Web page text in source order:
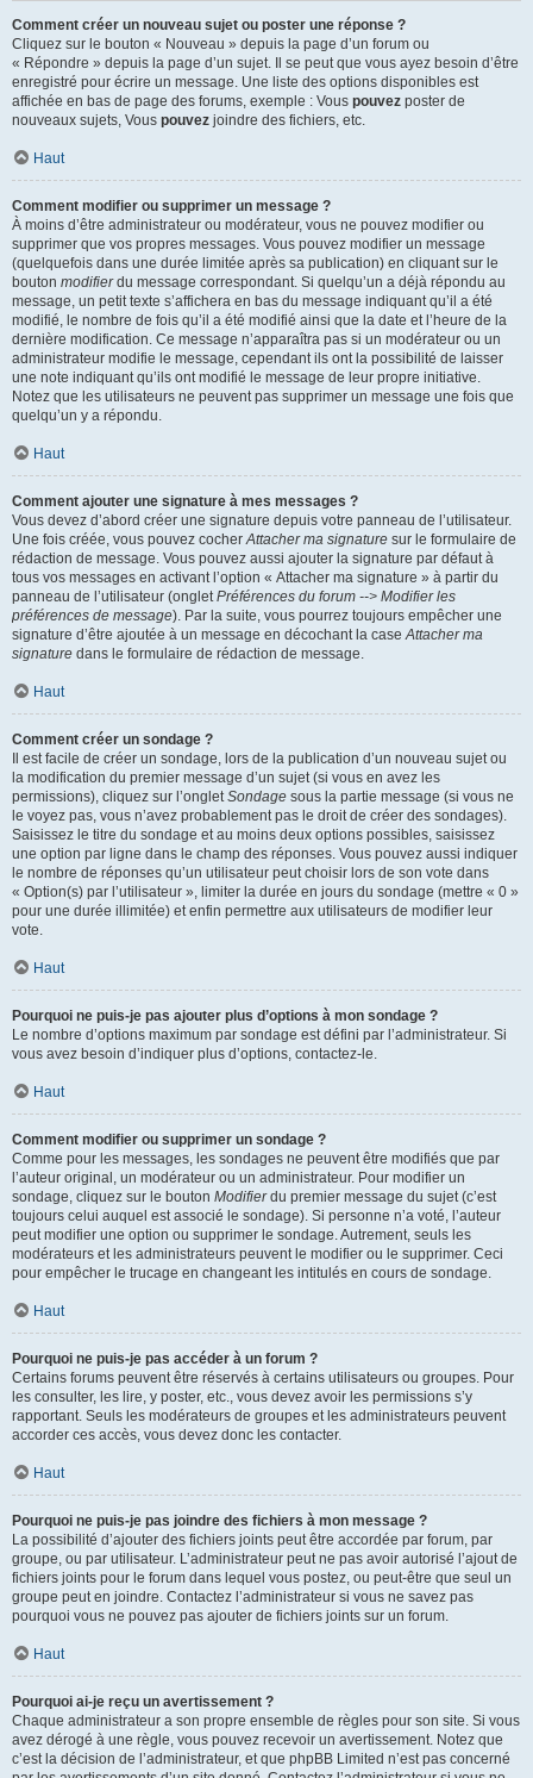
Comment créer un nouveau sujet ou poster une réponse ?
Cliquez sur le bouton « Nouveau » depuis la page d’un forum ou
« Répondre » depuis la page d’un sujet. Il se peut que vous ayez besoin d’être
enregistré pour écrire un message. Une liste des options disponibles est
affichée en bas de page des forums, exemple : Vous pouvez poster de
nouveaux sujets, Vous pouvez joindre des fichiers, etc.
Haut
Comment modifier ou supprimer un message ?
À moins d’être administrateur ou modérateur, vous ne pouvez modifier ou
supprimer que vos propres messages. Vous pouvez modifier un message
(quelquefois dans une durée limitée après sa publication) en cliquant sur le
bouton modifierdu message correspondant. Si quelqu’un a déjà répondu au
message, un petit texte s’affichera en bas du message indiquant qu’il a été
modifié, le nombre de fois qu’il a été modifié ainsi que la date et l’heure de la
dernière modification. Ce message n’apparaîtra pas si un modérateur ou un
administrateur modifie le message, cependant ils ont la possibilité de laisser
une note indiquant qu’ils ont modifié le message de leur propre initiative.
Notez que les utilisateurs ne peuvent pas supprimer un message une fois que
quelqu’un y a répondu.
Haut
Comment ajouter une signature à mes messages ?
Vous devez d’abord créer une signature depuis votre panneau de l’utilisateur.
Une fois créée, vous pouvez cocherAttacher ma signature sur le formulaire de
rédaction de message. Vous pouvez aussi ajouter la signature par défaut à
tous vos messages en activant l’option « Attacher ma signature » à partir du
panneau de l’utilisateur (ongletPréférences du forum --> Modifier les
préférences de message). Par la suite, vous pourrez toujours empêcher une
signature d’être ajoutée à un message en décochant la caseAttacher ma
signature dans le formulaire de rédaction de message.
Haut
Comment créer un sondage ?
Il est facile de créer un sondage, lors de la publication d’un nouveau sujet ou
la modification du premier message d’un sujet (si vous en avez les
permissions), cliquez sur l’ongletSondage sous la partie message (si vous ne
le voyez pas, vous n’avez probablement pas le droit de créer des sondages).
Saisissez le titre du sondage et au moins deux options possibles, saisissez
une option par ligne dans le champ des réponses. Vous pouvez aussi indiquer
le nombre de réponses qu’un utilisateur peut choisir lors de son vote dans
« Option(s) par l’utilisateur », limiter la durée en jours du sondage (mettre « 0 »
pour une durée illimitée) et enfin permettre aux utilisateurs de modifier leur
vote.
Haut
Pourquoi ne puis-je pas ajouter plus d’options à mon sondage ?
Le nombre d’options maximum par sondage est défini par l’administrateur. Si
vous avez besoin d’indiquer plus d’options, contactez-le.
Haut
Comment modifier ou supprimer un sondage ?
Comme pour les messages, les sondages ne peuvent être modifiés que par
l’auteur original, un modérateur ou un administrateur. Pour modifier un
sondage, cliquez sur le bouton Modifierdu premier message du sujet (c’est
toujours celui auquel est associé le sondage). Si personne n’a voté, l’auteur
peut modifier une option ou supprimer le sondage. Autrement, seuls les
modérateurs et les administrateurs peuvent le modifier ou le supprimer. Ceci
pour empêcher le trucage en changeant les intitulés en cours de sondage.
Haut
Pourquoi ne puis-je pas accéder à un forum ?
Certains forums peuvent être réservés à certains utilisateurs ou groupes. Pour
les consulter, les lire, y poster, etc., vous devez avoir les permissions s’y
rapportant. Seuls les modérateurs de groupes et les administrateurs peuvent
accorder ces accès, vous devez donc les contacter.
Haut
Pourquoi ne puis-je pas joindre des fichiers à mon message ?
La possibilité d’ajouter des fichiers joints peut être accordée par forum, par
groupe, ou par utilisateur. L’administrateur peut ne pas avoir autorisé l’ajout de
fichiers joints pour le forum dans lequel vous postez, ou peut-être que seul un
groupe peut en joindre. Contactez l’administrateur si vous ne savez pas
pourquoi vous ne pouvez pas ajouter de fichiers joints sur un forum.
Haut
Pourquoi ai-je reçu un avertissement ?
Chaque administrateur a son propre ensemble de règles pour son site. Si vous
avez dérogé à une règle, vous pouvez recevoir un avertissement. Notez que
c’est la décision de l’administrateur, et que phpBB Limited n’est pas concerné